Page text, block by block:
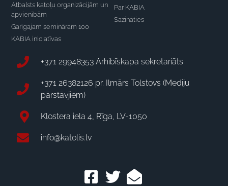
Atbalsts katoļu organizācijām un
apvienībām
Garīgajam semināram 100
KABIA iniciatīvas
Par KABIA
Sazināties
+371 29948353 Arhibīskapa sekretariāts
+371 26382126 pr. Ilmārs Tolstovs (Mediju
pārstāvjiem)
Klostera iela 4, Rīga, LV-1050
info@katolis.lv